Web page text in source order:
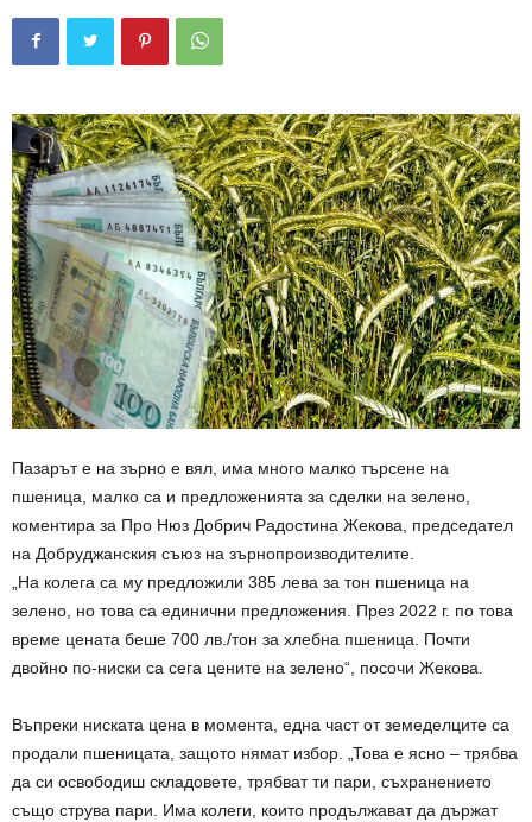
Пазарът е на зърно е вял, има много малко търсене на
пшеница, малко са и предложенията за сделки на зелено,
коментира за Про Нюз Добрич Радостина Жекова, председател
на Добруджанския съюз на зърнопроизводителите.
„На колега са му предложили 385 лева за тон пшеница на
зелено, но това са единични предложения. През 2022 г. по това
време цената беше 700 лв./тон за хлебна пшеница. Почти
двойно по-ниски са сега цените на зелено“, посочи Жекова.
Въпреки ниската цена в момента, една част от земеделците са
продали пшеницата, защото нямат избор. „Това е ясно – трябва
да си освободиш складовете, трябват ти пари, съхранението
също струва пари. Има колеги, които продължават да държат